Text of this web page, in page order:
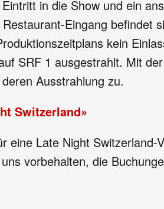
in die Show und ein
Eingang befindet
kein
SRF 1 ausgestrahlt. Mit
Ausstrahlung zu.
Switzerland»
eine Late Night Switzerland-
vorbehalten, die